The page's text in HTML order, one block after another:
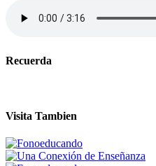
Recuerda
Visita Tambien